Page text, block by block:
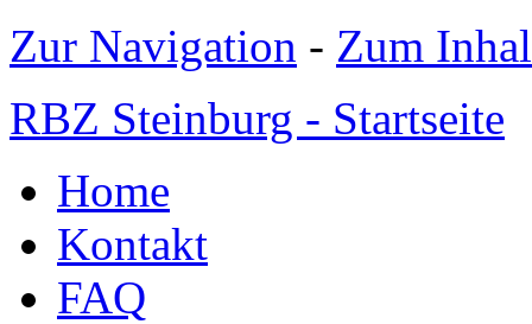
Zur Navigation - Zum
RBZ Steinburg - Startseite
Home
Kontakt
FAQ